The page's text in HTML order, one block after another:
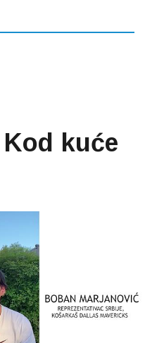
kuće